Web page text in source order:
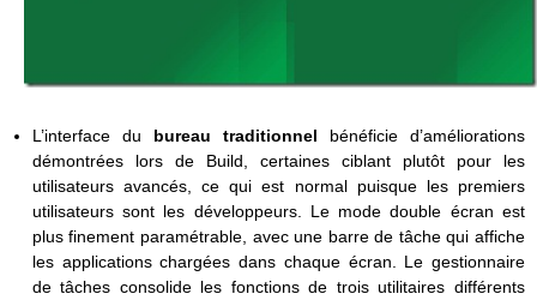
L’interface du bureau traditionnel bénéficie d’améliorations
démontrées lors de Build, certaines ciblant plutôt pour les
utilisateurs avancés, ce qui est normal puisque les premiers
utilisateurs sont les développeurs. Le mode double écran est
plus finement paramétrable, avec une barre de tâche qui affiche
les applications chargées dans chaque écran. Le gestionnaire
de tâches consolide les fonctions de trois utilitaires différents